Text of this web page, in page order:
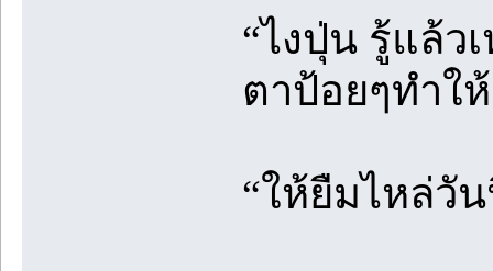
“ไงปุ่น รู้แล้ว
ตาป้อยๆทำใ
“ให้ยืมไหล่วั